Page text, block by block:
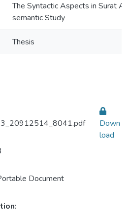
The Syntactic Aspects in Surat
semantic Study
Thesis
Document
Down
load